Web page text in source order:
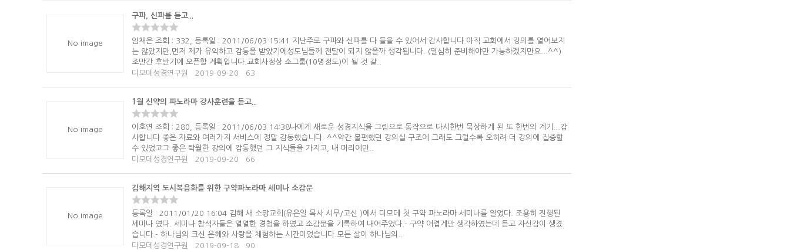
No image
구파, 신파를 듣고...
임채은 조회 : 332, 등록일 : 2011/06/03 15:41 지난주로 구파와 신파를 다 들을 수 있어서 감사합니다.아직 교회에서 강의를 열어보지
는 않았지만,먼저 제가 유익하고 감동을 받았기에성도님들께 전달이 되지 않을까 생각됩니다. (열심히 준비해야만 가능하겠지만요...^^)
조만간 후반기에 오픈할 계획입니다.교회사정상 소그룹(10명정도)이 될 것 같..
디모데성경연구원
2019-09-20 63
No image
1월 신약의 파노라마 강사훈련을 듣고...
이호연 조회 : 280, 등록일 : 2011/06/03 14:38나에게 새로운 성경지식을 그림으로 동작으로 다시한번 묵상하게 된 또 한번의 계기...감
사합니다.좋은 자료와 여러가지 서비스에 정말 감동했습니다. ^^약간 불편했던 강의실 구조에 그래도 그럴수록 오히려 더 강의에 집중할
수 있었고그 좋은 탁월한 강의에 감동했던 그 지식들을 가지고, 내 머리에만..
디모데성경연구원
2019-09-20 66
No image
김해지역 도시복음화를 위한 구약파노라마 세미나 소감문
등록일 : 2011/01/20 16:04 김해 새 소망교회(유은일 목사 시무/고신 )에서 디모데 첫 구약 파노라마 세미나를 열었다. 조용히 진행된
세미나 였다. 세미나 참석자들은 열열한 경청을 하였고 소감문을 기록하여 내어주었다.- 구약 어렵게만 생각하였는데 듣고 자신감이 생겼
습니다.- 하나님의 크신 은혜와 사랑을 체험하는 시간이었습니다.모든 삶이 하나님의..
디모데성경연구원
2019-09-18 90